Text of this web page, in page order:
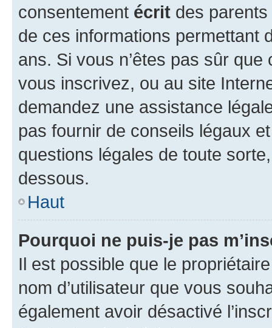
consentement écrit des parents
de ces informations permettant
ans. Si vous n’êtes pas sûr
vous inscrivez, ou au site
demandez une assistance
pas fournir de conseils légaux
questions légales de toute
dessous.
Haut
Pourquoi ne puis-je pas
Il est possible que le
nom d’utilisateur que vous
également avoir désactivé